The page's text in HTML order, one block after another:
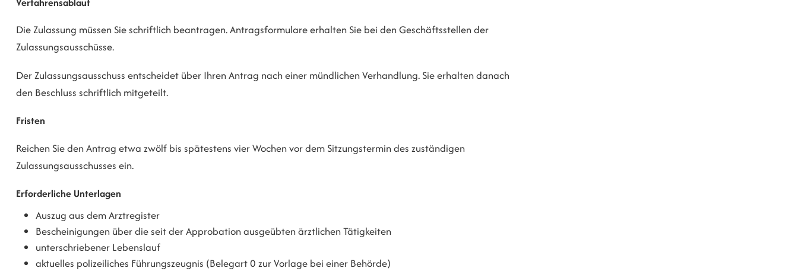
Die Zulassung müssen Sie schriftlich beantragen. Antragsformulare erhalten Sie bei den Geschäftsstellen der
Zulassungsausschüsse.
Der Zulassungsausschuss entscheidet über Ihren Antrag nach einer mündlichen Verhandlung. Sie erhalten danach
den Beschluss schriftlich mitgeteilt.
Fristen
Reichen Sie den Antrag etwa zwölf bis spätestens vier Wochen vor dem Sitzungstermin des zuständigen
Zulassungsausschusses ein.
Erforderliche Unterlagen
Auszug aus dem Arztregister
Bescheinigungen über die seit der Approbation ausgeübten ärztlichen Tätigkeiten
unterschriebener Lebenslauf
aktuelles polizeiliches Führungszeugnis (Belegart 0 zur Vorlage bei einer Behörde)